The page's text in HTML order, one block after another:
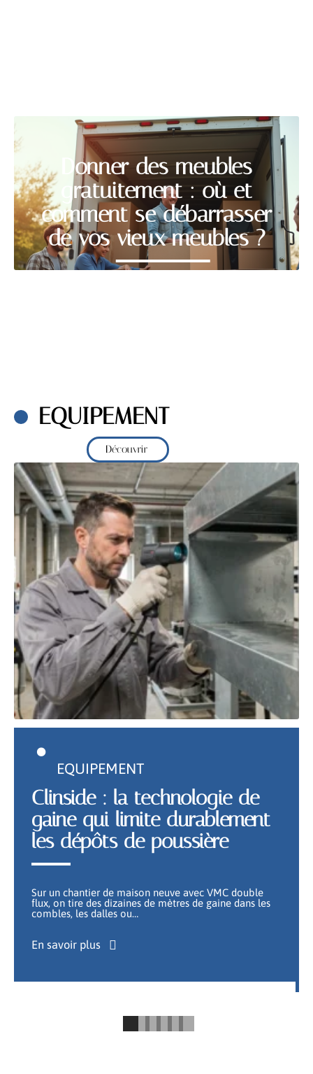
Donner des meubles
gratuitement : où et
comment se débarrasser
de vos vieux meubles ?
EQUIPEMENT
Découvrir
EQUIPEMENT
Clinside : la technologie de
gaine qui limite durablement
les dépôts de poussière
Sur un chantier de maison neuve avec VMC double
flux, on tire des dizaines de mètres de gaine dans les
combles, les dalles ou…
En savoir plus